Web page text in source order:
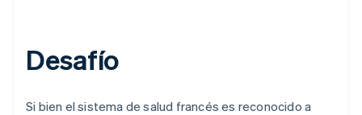
Desafío
Si bien el sistema de salud francés es reconocido a